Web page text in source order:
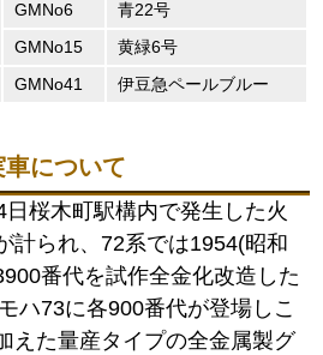
GMNo6 青22号
GMNo15 黄緑6号
GMNo41 伊豆急ペールブルー
車について
桜木町駅構内で発生した火
計られ、72系では1954(昭和
番代を試作全金化改造した
ハ73に各900番代が登場しこ
えた量産タイプの全金属製グ